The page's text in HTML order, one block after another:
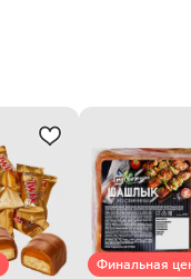
Финальная